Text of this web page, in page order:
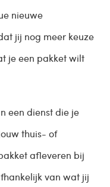
nieuwe
jij nog meer keuze
je een pakket wilt
een dienst die je
thuis- of
afleveren bij
van wat jij